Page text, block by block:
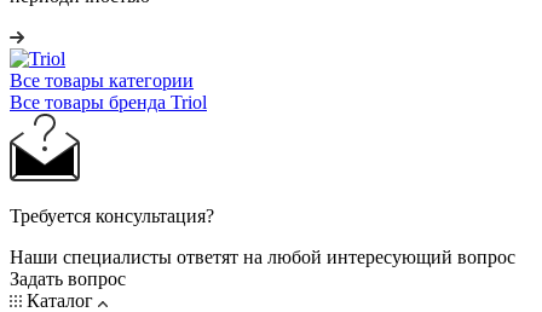
Все товары категории
Все товары бренда Triol
Требуется консультация?
Наши специалисты ответят на любой интересующий вопрос
Задать вопрос
Каталог